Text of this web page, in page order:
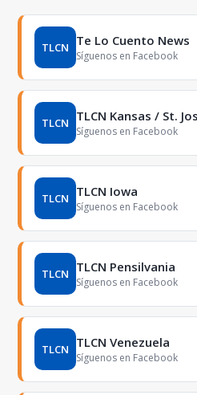
TLCN Te Lo Cuento News
Síguenos en Facebook
TLCN TLCN Kansas / St.
Síguenos en Facebook
TLCN TLCN Iowa
Síguenos en Facebook
TLCN TLCN Pensilvania
Síguenos en Facebook
TLCN TLCN Venezuela
Síguenos en Facebook